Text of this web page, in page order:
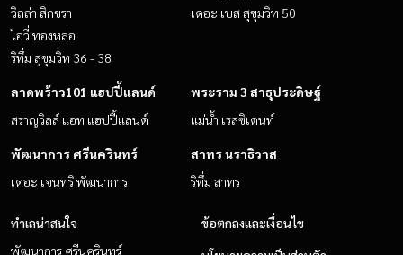
วิลล่า สิกขรา
ไอวี่ ทองหล่อ
ริทึ่ม สุขุมวิท 36 - 38
เดอะ เบส สุขุมวิท 50
ลาดพร้าว101 แฮปปี้แลนด์
สราญวิลล์ แอท แฮปปี้แลนด์
พระราม 3 สาธุประดิษฐ์
แม่น้ำ เรสซิเดนท์
พัฒนาการ ศรีนครินทร์
เดอะ เจนทริ พัฒนาการ
สาทร นราธิวาส
ริทึ่ม สาทร
ทำเลน่าสนใจ
พัฒนาการ ศรีนครินทร์
ข้อตกลงและเงื่อนไข